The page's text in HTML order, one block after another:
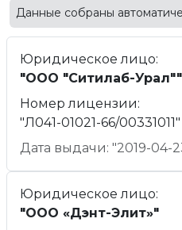
Данные собраны
Юридическое лицо:
"ООО "Ситилаб-Урал""
Номер лицензии:
"Л041-01021-66/00331011"
Дата выдачи: "2019-04-
Юридическое лицо:
"ООО «Дэнт-Элит»"